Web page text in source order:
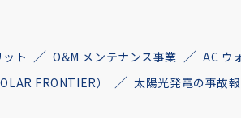
ト O&M メンテナンス事業
AC ウ
FRONTIER）
太陽光発電の事故